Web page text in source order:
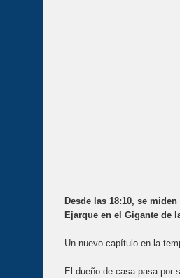
Desde las 18:10, se
Ejarque en el Gigante de
Un nuevo capítulo en la
El dueño de casa pasa por